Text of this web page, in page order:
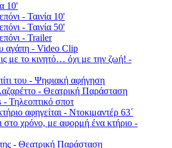
10'
- Ταινία 10'
- Ταινία 50'
- Trailer
αγάπη - Video Clip
με το κινητό… όχι με την ζωή! -
του - Ψηφιακή αφήγηση
- Θεατρική Παράσταση
Τηλεοπτικό σποτ
αφηγείται - Ντοκιμαντέρ 63΄
στο χρόνο, με αφορμή ένα κτήριο -
- Θεατρική Παράσταση